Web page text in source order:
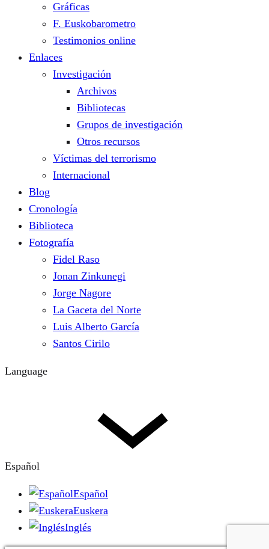
Gráficas
F. Euskobarometro
Testimonios online
Enlaces
Investigación
Archivos
Bibliotecas
Grupos de investigación
Otros recursos
Víctimas del terrorismo
Internacional
Blog
Cronología
Biblioteca
Fotografía
Fidel Raso
Jonan Zinkunegi
Jorge Nagore
La Gaceta del Norte
Luis Alberto García
Santos Cirilo
Language
Español
Español
Euskera
Inglés